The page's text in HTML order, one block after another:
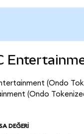
(Ondo
(Ondo
DEĞERI